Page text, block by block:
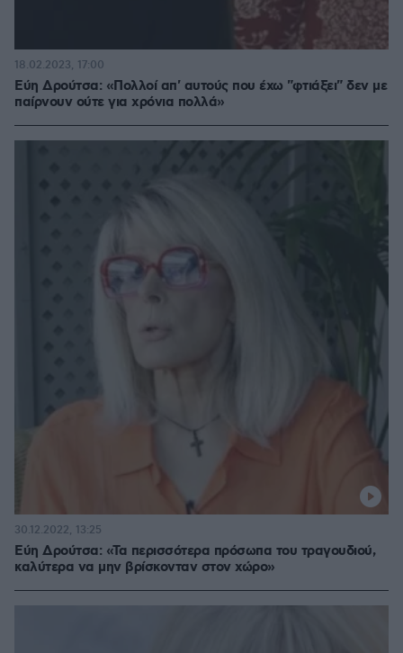
Εύη Δρούτσα: «Πολλοί απ' αυτούς που έχω "φτιάξει" δεν με
παίρνουν ούτε για χρόνια πολλά»
18.02.2023, 17:00
Εύη Δρούτσα: «Τα περισσότερα πρόσωπα του τραγουδιού,
καλύτερα να μην βρίσκονταν στον χώρο»
30.12.2022, 13:25